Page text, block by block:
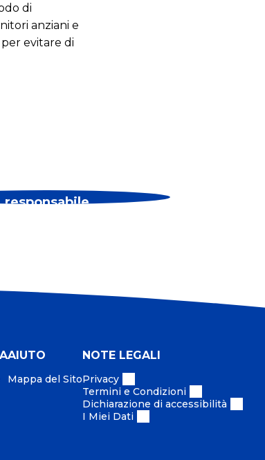
di
anziani e
evitare di
responsabile
AIUTO
Mappa del Sito
NOTE LEGALI
Privacy
Termini e Condizioni
Dichiarazione di accessibilità
I Miei Dati